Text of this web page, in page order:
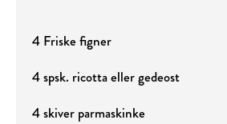
4 Friske figner
4 spsk. ricotta eller gedeost
4 skiver parmaskinke